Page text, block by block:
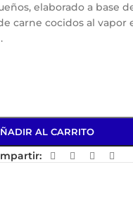
elaborado a base
carne cocidos al vapor
AL CARRITO